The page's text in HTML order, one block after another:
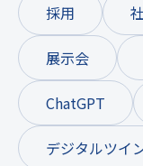
採用
展示会
ChatGPT
デジタルツイ